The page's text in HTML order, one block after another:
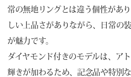
常の無地リングとは違う個性があ
しい上品さがありながら、日常の
が魅力です。
ダイヤモンド付きのモデルは、ア
輝きが加わるため、記念品や特別